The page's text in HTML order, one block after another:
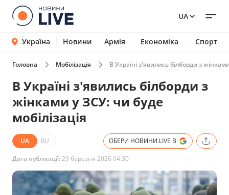
UA
Україна Новини Армія Економіка Спорт
Головна Мобілізація В Україні з'явились білборди з
В Україні з'явились білборди з
жінками у ЗСУ: чи буде
мобілізація
UA RU ОБЕРИ НОВИНИ.LIVE В
Дата публікації:29 березня 2026 04:30